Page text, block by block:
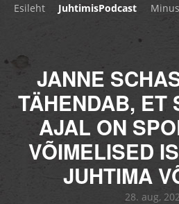
Esileht JuhtimisPodcast
JANNE
TÄHENDAB, ET
AJAL ON
VÕIMELISED
JUHTIMA
28. aug,